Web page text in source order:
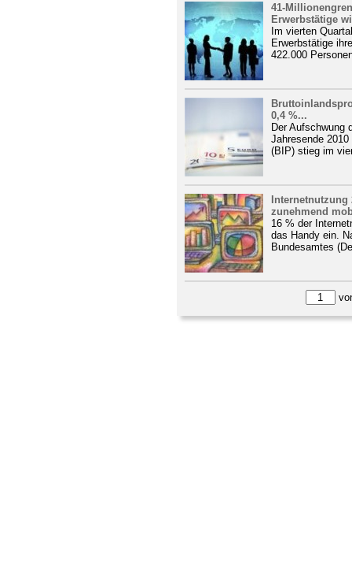
41-
Erwerbstätige
Im vierten
Erwerbstätige
422.000
0,4 %...
Der Aufschwung
Jahresende
(BIP) stieg im
Internetnutzung
zunehmend
16 % der
das Handy ein.
Bundesamtes